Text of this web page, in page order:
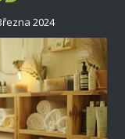
2024